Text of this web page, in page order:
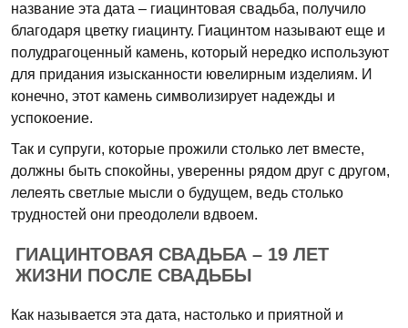
название эта дата – гиацинтовая свадьба, получило
благодаря цветку гиацинту. Гиацинтом называют еще и
полудрагоценный камень, который нередко используют
для придания изысканности ювелирным изделиям. И
конечно, этот камень символизирует надежды и
успокоение.
Так и супруги, которые прожили столько лет вместе,
должны быть спокойны, уверенны рядом друг с другом,
лелеять светлые мысли о будущем, ведь столько
трудностей они преодолели вдвоем.
ГИАЦИНТОВАЯ СВАДЬБА – 19 ЛЕТ
ЖИЗНИ ПОСЛЕ СВАДЬБЫ
Как называется эта дата, настолько и приятной и